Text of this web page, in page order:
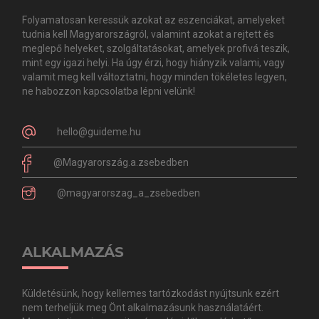
Folyamatosan keressük azokat az eszenciákat, amelyeket
tudnia kell Magyarországról, valamint azokat a rejtett és
meglepő helyeket, szolgáltatásokat, amelyek profivá teszik,
mint egy igazi helyi. Ha úgy érzi, hogy hiányzik valami, vagy
valamit meg kell változtatni, hogy minden tökéletes legyen,
ne habozzon kapcsolatba lépni velünk!
hello@guideme.hu
@Magyarország.a.zsebedben
@magyarorszag_a_zsebedben
ALKALMAZÁS
Küldetésünk, hogy kellemes tartózkodást nyújtsunk ezért
nem terheljük meg Önt alkalmazásunk használatáért.